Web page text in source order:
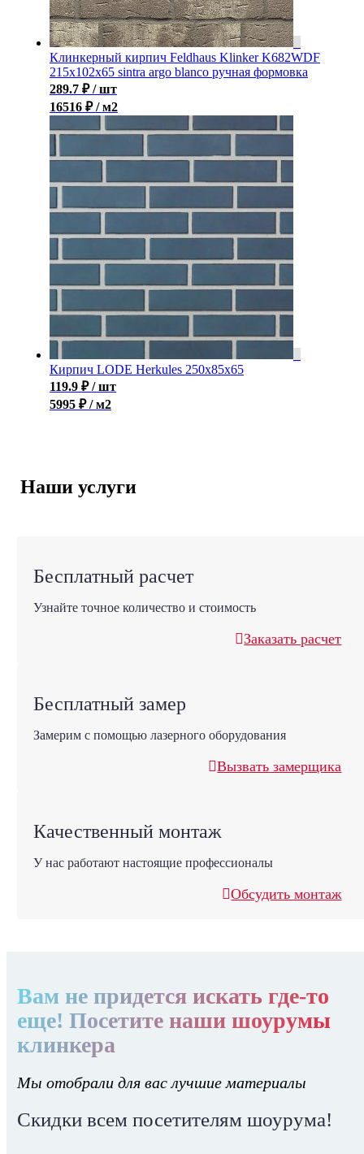
Клинкерный кирпич Feldhaus Klinker K682WDF
215x102x65 sintra argo blanco ручная формовка
289.7 ₽ / шт
16516 ₽ / м2
Кирпич LODE Herkules 250x85x65
119.9 ₽ / шт
5995 ₽ / м2
Наши услуги
Бесплатный расчет
Узнайте точное количество и стоимость
Заказать расчет
Бесплатный замер
Замерим с помощью лазерного оборудования
Вызвать замерщика
Качественный монтаж
У нас работают настоящие профессионалы
Обсудить монтаж
Вам не придется искать где-то
еще! Посетите наши шоурумы
клинкера
Мы отобрали для вас лучшие материалы
Скидки всем посетителям шоурума!